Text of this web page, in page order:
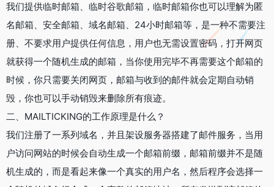
我们提供临时邮箱、临时谷歌邮箱，临时邮箱你也可以理解为匿
名邮箱、安全邮箱、域名邮箱、24小时邮箱等，是一种不需要注
册、不要求用户提供任何信息，用户也无需设置密码，打开网页
就获得一个随机生成的邮箱，当你使用完毕不再需要这个邮箱的
时候，你只需要关闭网页，邮箱与收到的邮件就会定期自动销
毁，你也可以手动销毁来删除所有痕迹。
二、MAILTICKING的工作原理是什么？
我们注册了一系列域名，并且架设服务器搭建了邮件服务，当用
户访问网站的时候会自动生成一个邮箱前缀，邮箱前缀并不是随
机生成的，而是看起来像一个真实的用户名，然后程序会选择一